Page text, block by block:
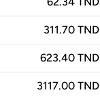
311.70 TND
623.40 TND
3117.00 TND